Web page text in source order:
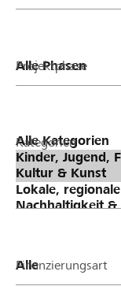
Projektphase
Kategorien
Finanzierungsart